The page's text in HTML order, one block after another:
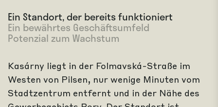
Ein Standort, der bereits funktioniert
Ein bewährtes Geschäftsumfeld
Potenzial zum Wachstum
Kasárny liegt in der Folmavská-Straße im
Westen von Pilsen, nur wenige Minuten vom
Stadtzentrum entfernt und in der Nähe des